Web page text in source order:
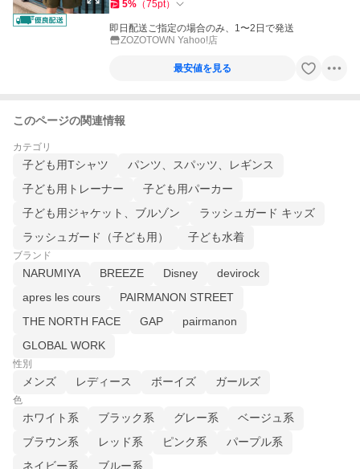
5% （75pt）
即日配送ご指定の場合のみ、1〜2日で発送
ZOZOTOWN Yahoo!店
最安値を見る
このページの関連情報
カテゴリ
子ども用Tシャツ
パンツ、スパッツ、レギンス
子ども用トレーナー
子ども用パーカー
子ども用ジャケット、ブルゾン
ラッシュガード キッズ
ラッシュガード（子ども用）
子ども水着
ブランド
NARUMIYA BREEZE Disney
devirock
apres les cours
PAIRMANON STREET
THE NORTH FACE
GAP
pairmanon
GLOBAL WORK
性別
メンズ レディース ボーイズ ガールズ
色
ホワイト系 ブラック系 グレー系
ベージュ系
ブラウン系
レッド系 ピンク系
パープル系
ネイビー系
ブルー系